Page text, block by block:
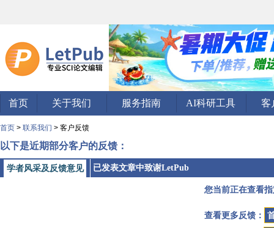
首页 关于我们 服务指南 AI科研工具 客
首页 > 联系我们 > 客户反馈
以下是近期部分客户的反馈：
学者风采及反馈意见 已发表文章中致谢LetPub
您当前正在查看
查看更多反馈：